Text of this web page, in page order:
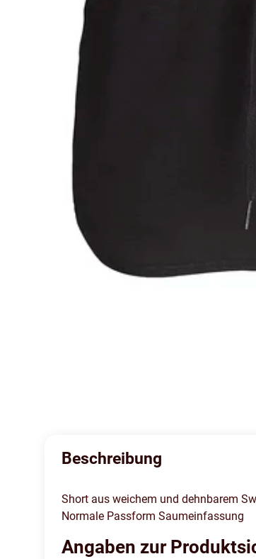
Beschreibung
Short aus weichem und dehnbarem
Normale Passform Saumeinfassung
Angaben zur